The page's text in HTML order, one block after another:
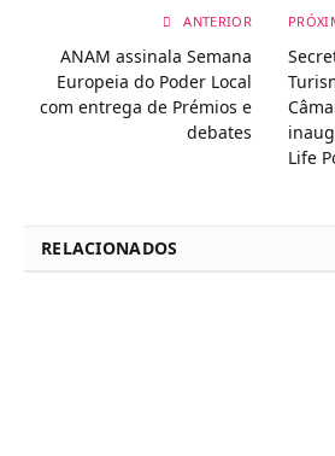
ANTERIOR
ANAM assinala Semana
Europeia do Poder Local
com entrega de Prémios e
debates
Life
RELACIONADOS